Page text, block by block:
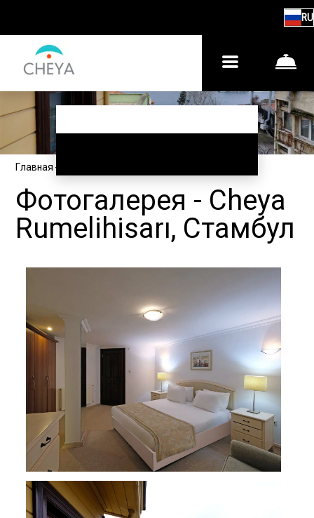
RU
Главная–
Фотогалерея - Cheya
Rumelihisarı, Стамбул